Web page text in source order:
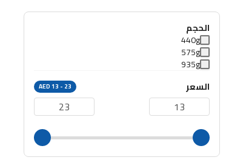
الحجم
440g
575g
935g
السعر
AED 13 - 23